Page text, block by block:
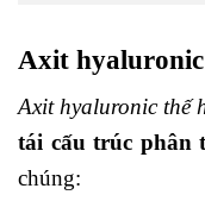
Axit
Axit hyaluronic thế
tái cấu trúc phân
chúng: